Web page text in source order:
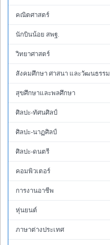
คณิตศาสตร์
นักบินน้อย สพฐ.
วิทยาศาสตร์
สังคมศึกษา ศาสนา และวัฒนธรรม
สุขศึกษาและพลศึกษา
ศิลปะ-ทัศนศิลป์
ศิลปะ-นาฏศิลป์
ศิลปะ-ดนตรี
คอมพิวเตอร์
การงานอาชีพ
หุ่นยนต์
ภาษาต่างประเทศ